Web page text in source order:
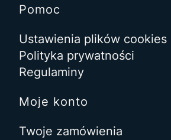
Linki w stopce
Pomoc
Ustawienia plików cookies
Polityka prywatności
Regulaminy
Moje konto
Twoje zamówienia